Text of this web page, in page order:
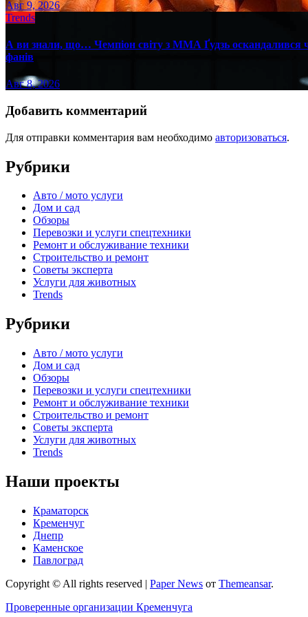
Авг 9, 2026
Trends
А ви знали, що… Чемпіон світу з ММА Ґудзь оскандалився
фанів
Авг 8, 2026
Добавить комментарий
Для отправки комментария вам необходимо авторизоваться.
Рубрики
Авто / мото услуги
Дом и сад
Обзоры
Перевозки и услуги спецтехники
Ремонт и обслуживание техники
Строительство и ремонт
Советы эксперта
Услуги для животных
Trends
Рубрики
Авто / мото услуги
Дом и сад
Обзоры
Перевозки и услуги спецтехники
Ремонт и обслуживание техники
Строительство и ремонт
Советы эксперта
Услуги для животных
Trends
Наши проекты
Краматорск
Кременчуг
Днепр
Каменское
Павлоград
Copyright © All rights reserved | Paper News от Themeansar.
Проверенные организации Кременчуга